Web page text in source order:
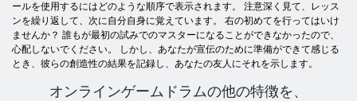
ールを使用するにはどのような順序で表示されます。 注意深く見て、レッス
ンを繰り返して、次に自分自身に覚えています。 右の初めてを行​​ってはいけ
ませんか？ 誰もが最初の試みでのマスターになることができなかったので、
心配しないでください。 しかし、あなたが宣伝のために準備ができて感じる
とき、彼らの創造性の結果を記録し、あなたの友人にそれを示します。
オンラインゲームドラムの他の特徴を、